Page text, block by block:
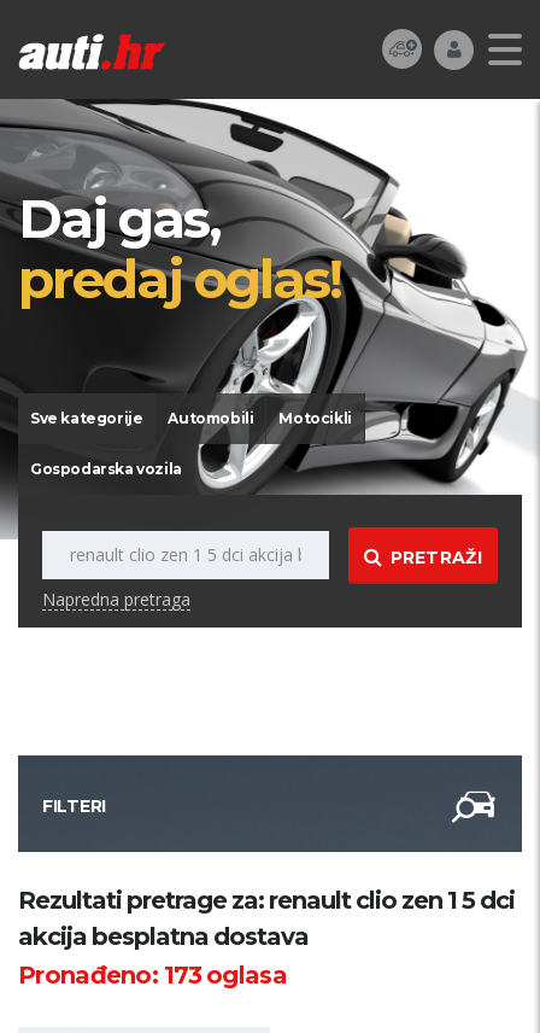
Daj gas,
predaj oglas!
Sve kategorije Automobili Motocikli
Gospodarska vozila
PRETRAŽI
Napredna pretraga
FILTERI
Kategorija
Županija
Rezultati pretrage za: renault clio zen 1 5 dci
akcija besplatna dostava
Pronađeno: 173oglasa